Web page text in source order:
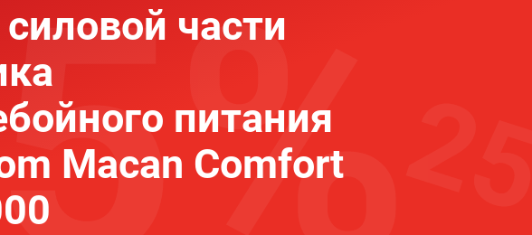
части
питания
Macan Comfort